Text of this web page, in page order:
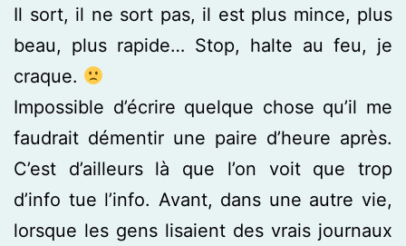
Il sort, il ne sort pas, il est plus mince, plus
beau, plus rapide… Stop, halte au feu, je
craque.
Impossible d’écrire quelque chose qu’il me
faudrait démentir une paire d’heure après.
C’est d’ailleurs là que l’on voit que trop
d’info tue l’info. Avant, dans une autre vie,
lorsque les gens lisaient des vrais journaux